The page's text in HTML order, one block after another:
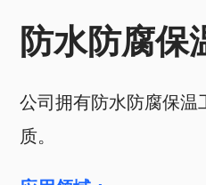
防水防腐保
公司拥有防水防腐保温
质。